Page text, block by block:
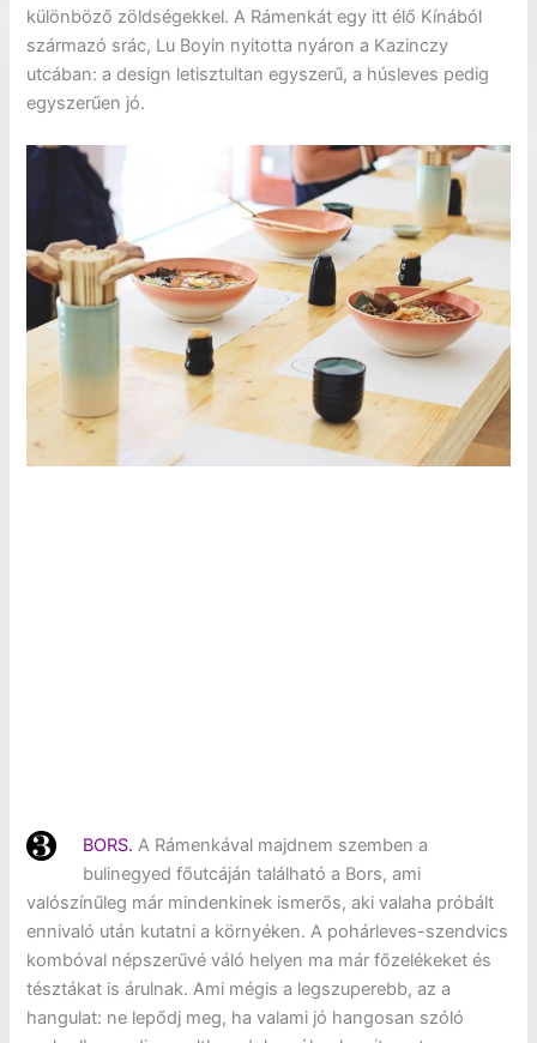
különböző zöldségekkel. A Rámenkát egy itt élő Kínából
származó srác, Lu Boyin nyitotta nyáron a Kazinczy
utcában: a design letisztultan egyszerű, a húsleves pedig
egyszerűen jó.
BORS. A Rámenkával majdnem szemben a
bulinegyed főutcáján található a Bors, ami
valószínűleg már mindenkinek ismerős, aki valaha próbált
ennivaló után kutatni a környéken. A pohárleves-szendvics
kombóval népszerűvé váló helyen ma már főzelékeket és
tésztákat is árulnak. Ami mégis a legszuperebb, az a
hangulat: ne lepődj meg, ha valami jó hangosan szóló